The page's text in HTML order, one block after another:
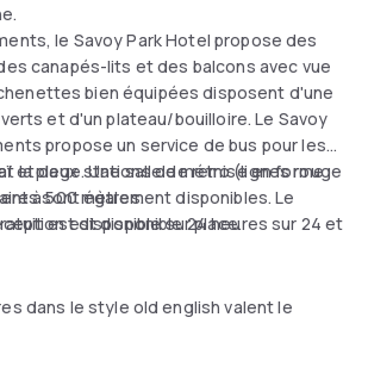
le Savoy Park Hotel propose des
canapés-lits et des balcons avec vue
bien équipées disposent d'une
et d'un plateau/bouilloire. Le Savoy
propose un service de bus pour les
la plage. Une salle de remise en forme
sont également disponibles. Le
est disponible 24 heures sur 24 et
la location d'une voiture et les visites
tout au long de la journée. Le
propose un menu varié de cuisine
et deux stations de métro (lignes rouge
à 500 mètres.
est disponible sur place.
dans le style old english valent le